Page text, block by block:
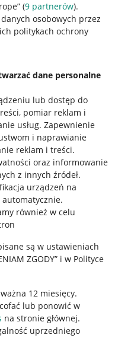
(9 partnerów).
osobowych przez
politykach ochrony
dane personalne
lub dostęp do
pomiar reklam i
usług. Zapewnienie
i naprawianie
reklam i treści.
oraz informowanie
z innych źródeł.
urządzeń na
.
również w celu
są w ustawieniach
ZGODY” i w Polityce
12 miesięcy.
lub ponowić w
na stronie głównej.
uprzedniego